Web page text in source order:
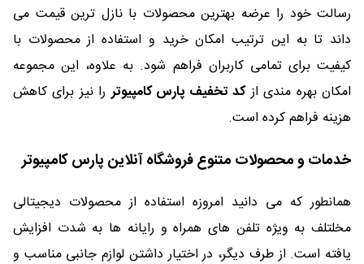
رسالت خود را عرضه بهترین محصولات با نازل ترین قیمت می
داند تا به این ترتیب امکان خرید و استفاده از محصولات با
کیفیت برای تمامی کاربران فراهم شود. به علاوه، این مجموعه
امکان بهره مندی ازکد تخفیف پارس کامپیوتررا نیز برای کاهش
هزینه فراهم کرده است.
خدمات و محصولات متنوع فروشگاه آنلاین پارس کامپیوتر
همانطور که می دانید امروزه استفاده از محصولات دیجیتالی
مخلتلف به ویژه تلفن های همراه و رایانه ها به شدت افزایش
یافته است. از طرف دیگر، در اختیار داشتن لوازم جانبی مناسب و